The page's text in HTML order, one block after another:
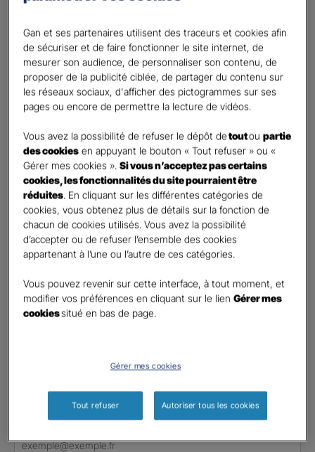
Bénéficiaire(s)*
Moi
Conjoint
Enfant(s)
A partir du 3ème enfant, Ils seront rattachés gratuitement à votre contrat. Pensez
Vos informations :
Etes-vous déjà client Gan assurances ?*
Oui
Non
*
Monsieur
Contact*
United
*
Gan et ses partenaires utilisent des traceurs et cookies afin
de sécuriser et de faire fonctionner le site internet, de
mesurer son audience, de personnaliser son contenu, de
proposer de la publicité ciblée, de partager du contenu sur
les réseaux sociaux, d'afficher des pictogrammes sur ses
pages ou encore de permettre la lecture de vidéos.
Vous avez la possibilité de refuser le dépôt detoutoupartie
des cookies en appuyant le bouton « Tout refuser » ou «
Gérer mes cookies ».Si vous n’acceptez pas certains
cookies, les fonctionnalités du site pourraient être
réduites . En cliquant sur les différentes catégories de
cookies, vous obtenez plus de détails sur la fonction de
chacun de cookies utilisés. Vous avez la possibilité
d’accepter ou de refuser l’ensemble des cookies
appartenant à l’une ou l’autre de ces catégories.
Vous pouvez revenir sur cette interface, à tout moment, et
modifier vos préférences en cliquant sur le lienGérer mes
cookiessitué en bas de page.
Gérer mes cookies
Tout refuser Autoriser tous les cookies